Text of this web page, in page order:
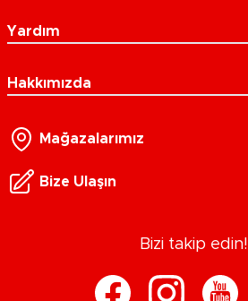
Yardım
Hakkımızda
Mağazalarımız
Bize Ulaşın
Bizi takip edin!